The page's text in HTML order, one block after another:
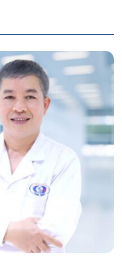
Dò Chức
Phú Thọ